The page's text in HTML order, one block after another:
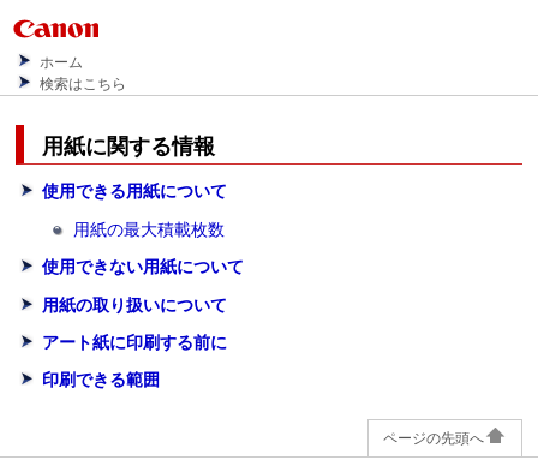
ホーム
検索はこちら
用紙に関する情報
使用できる用紙について
用紙の最大積載枚数
使用できない用紙について
用紙の取り扱いについて
アート紙に印刷する前に
印刷できる範囲
ページの先頭へ